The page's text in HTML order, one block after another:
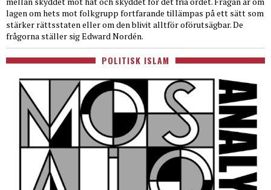
lagen om hets mot folkgrupp fortfarande tillämpas på ett sätt som
stärker rättsstaten eller om den blivit alltför oförutsägbar. De
frågorna ställer sig Edward Nordén.
POLITISK ISLAM